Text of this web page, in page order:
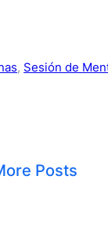
, Sesión de
Posts